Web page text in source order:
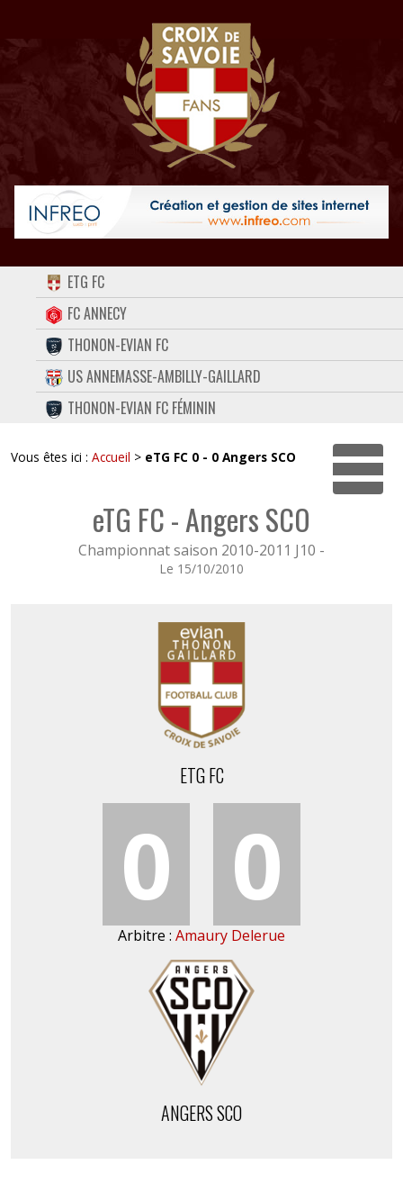
ACCUEIL
FORUM
CONTACT
FACEBOOK
TWITTER
INSTAGRAM
ETG FC
FC ANNECY
THONON-EVIAN FC
US ANNEMASSE-AMBILLY-GAILLARD
THONON-EVIAN FC FÉMININ
Vous êtes ici : Accueil > eTG FC 0 - 0 Angers SCO
eTG FC - Angers SCO
Championnat saison 2010-2011 J10 -
Le 15/10/2010
ETG FC
0 0
Arbitre : Amaury Delerue
ANGERS SCO